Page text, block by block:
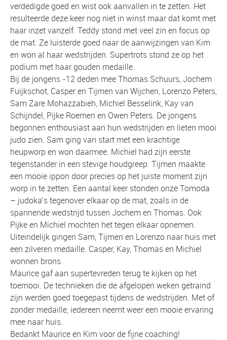
verdedigde goed en wist ook aanvallen in te zetten. Het
resulteerde deze keer nog niet in winst maar dat komt met
haar inzet vanzelf. Teddy stond met veel zin en focus op
de mat. Ze luisterde goed naar de aanwijzingen van Kim
en won al haar wedstrijden. Supertrots stond ze op het
podium met haar gouden medaille.
Bij de jongens -12 deden mee Thomas Schuurs, Jochem
Fuijkschot, Casper en Tijmen van Wijchen, Lorenzo Peters,
Sam Zare Mohazzabieh, Michiel Besselink, Kay van
Schijndel, Pijke Roemen en Owen Peters. De jongens
begonnen enthousiast aan hun wedstrijden en lieten mooi
judo zien. Sam ging van start met een krachtige
heupworp en won daarmee. Michiel had zijn eerste
tegenstander in een stevige houdgreep. Tijmen maakte
een mooie ippon door precies op het juiste moment zijn
worp in te zetten. Een aantal keer stonden onze Tomoda
– judoka’s tegenover elkaar op de mat, zoals in de
spannende wedstrijd tussen Jochem en Thomas. Ook
Pijke en Michiel mochten het tegen elkaar opnemen.
Uiteindelijk gingen Sam, Tijmen en Lorenzo naar huis met
een zilveren medaille. Casper, Kay, Thomas en Michiel
wonnen brons.
Maurice gaf aan supertevreden terug te kijken op het
toernooi. De technieken die de afgelopen weken getraind
zijn werden goed toegepast tijdens de wedstrijden. Met of
zonder medaille, iedereen neemt weer een mooie ervaring
mee naar huis.
Bedankt Maurice en Kim voor de fijne coaching!